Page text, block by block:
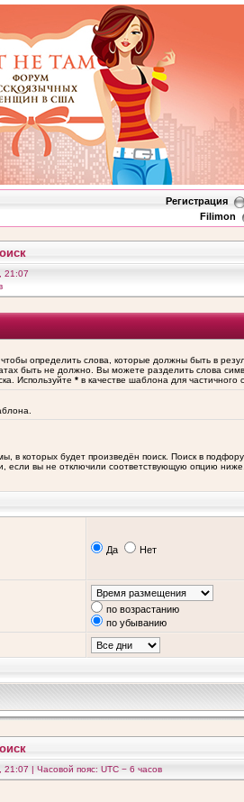
Регистрация
Filimon
21:07
, чтобы определить слова, которые должны быть в
быть не должно. Вы можете разделить слова
Используйте * в качестве шаблона для частичного
в которых будет произведён поиск. Поиск в
если вы не отключили соответствующую опцию
Да Нет
по возрастанию
по убыванию
| Часовой пояс: UTC − 6 часов